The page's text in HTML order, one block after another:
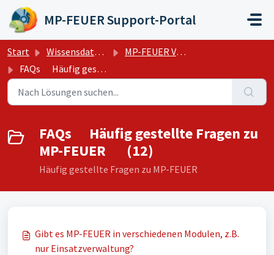
Zum hauptsächlichen Inhalt gehen
MP-FEUER Support-Portal
Start Wissensdatenbank
MP-FEUER Verwaltungssystem
FAQs Häufig gestellte Fragen zu MP-FEUER
FAQs Häufig gestellte Fragen zu
MP-FEUER (12)
Häufig gestellte Fragen zu MP-FEUER
Gibt es MP-FEUER in verschiedenen Modulen, z.B.
nur Einsatzverwaltung?